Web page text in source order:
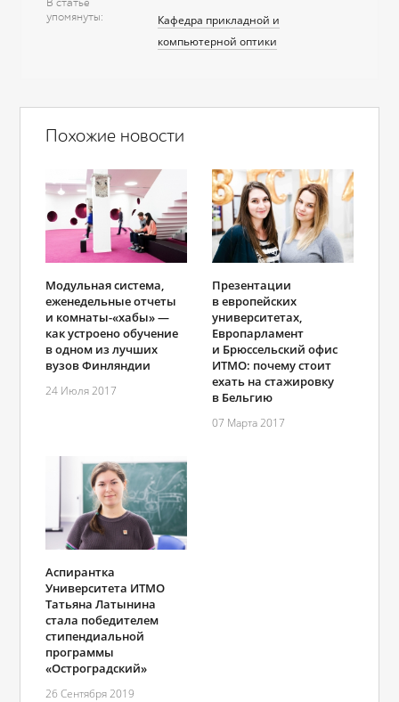
упомянуты
Кафедра прикладной и
компьютерной оптики
Похожие новости
Модульная система,
еженедельные отчеты
и комнаты-«хабы» —
как устроено обучение
в одном из лучших
вузов Финляндии
24 Июля 2017
Презентации
в европейских
университетах,
Европарламент
и Брюссельский офис
ИТМО: почему стоит
ехать на стажировку
в Бельгию
07 Марта 2017
Аспирантка
Университета ИТМО
Татьяна Латынина
стала победителем
стипендиальной
программы
«Остроградский»
26 Сентября 2019